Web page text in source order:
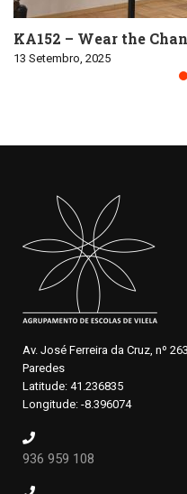
KA152 – Wear the
13 Setembro, 2025
Av. José Ferreira da Cruz, nº
Paredes
Latitude: 41.236835
Longitude: -8.396074
936 959 108